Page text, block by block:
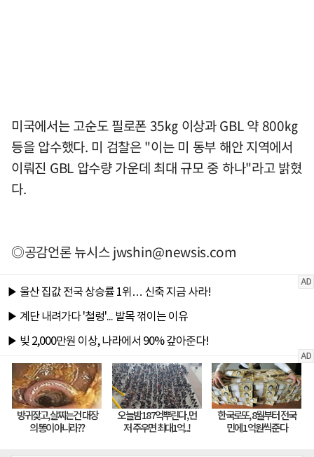
미국에서는 고순도 필로폰 35㎏ 이상과 GBL 약 800㎏
등을 압수했다. 미 검찰은 "이는 미 동부 해안 지역에서
이뤄진 GBL 압수량 가운데 최대 규모 중 하나"라고 밝혔
다.
◎공감언론 뉴시스jwshin@newsis.com